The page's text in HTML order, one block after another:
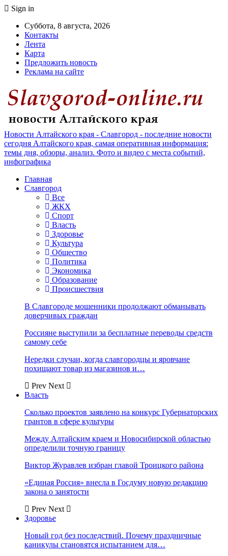
Sign in
Суббота, 8 августа, 2026
Контакты
Лента
Карта
Предложить новость
Реклама на сайте
Новости Алтайского края - Славгород - последние новости
сегодня Алтайского края, самая оперативная информация:
темы дня, обзоры, анализ. Фото и видео с места событий,
инфографика
Главная
Славгород
Все
ЖКХ
Спорт
Власть
Здоровье
Культура
Общество
Политика
Экономика
Образование
Происшествия
В Славгороде мошенники продолжают обманывать
доверчивых граждан
Россияне выступили за бесплатные переводы средств
самому себе
Нередки случаи, когда славгородцы и яровчане
похищают товар из магазинов и…
Prev Next
Власть
Сколько проектов заявлено на конкурс Губернаторских
грантов в сфере культуры
Между Алтайским краем и Новосибирской областью
определили точную границу
Виктор Журавлев избран главой Троицкого района
«Единая Россия» внесла в Госдуму новую редакцию
закона о занятости
Prev Next
Здоровье
Новый год без последствий. Почему праздничные
каникулы становятся испытанием для…